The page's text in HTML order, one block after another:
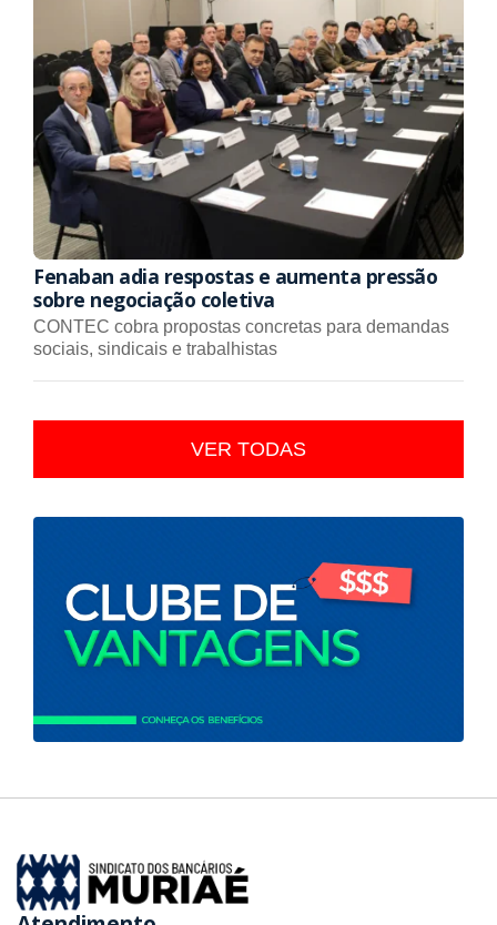
Fenaban adia respostas e aumenta pressão
sobre negociação coletiva
CONTEC cobra propostas concretas para demandas
sociais, sindicais e trabalhistas
VER TODAS